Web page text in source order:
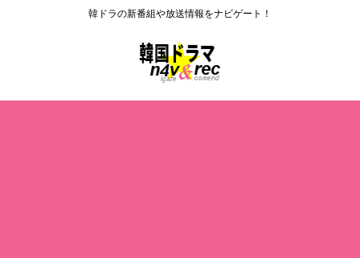
韓ドラの新番組や放送情報をナビゲート！